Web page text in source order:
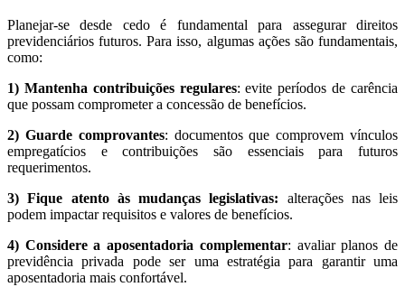
Planejar-se desde cedo é fundamental para assegurar direitos
previdenciários futuros. Para isso, algumas ações são fundamentais,
como:
1) Mantenha contribuições regulares: evite períodos de carência
que possam comprometer a concessão de benefícios.
2) Guarde comprovantes: documentos que comprovem vínculos
empregatícios e contribuições são essenciais para futuros
requerimentos.
3) Fique atento às mudanças legislativas: alterações nas leis
podem impactar requisitos e valores de benefícios.
4) Considere a aposentadoria complementar: avaliar planos de
previdência privada pode ser uma estratégia para garantir uma
aposentadoria mais confortável.